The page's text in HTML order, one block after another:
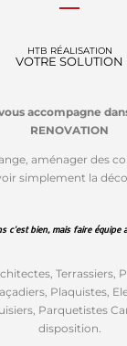
HTB RÉALISATION
VOTRE SOLUTION
accompagne
RENOVATION
aménager des
simplement la
c'est bien, mais faire équipe
Terrassiers,
Plaquistes,
Parquetistes
disposition.